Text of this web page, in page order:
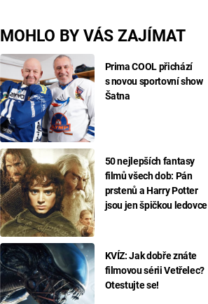
MOHLO BY VÁS ZAJÍMAT
Prima COOL přichází
s novou sportovní show
Šatna
50 nejlepších fantasy
filmů všech dob: Pán
prstenů a Harry Potter
jsou jen špičkou ledovce
KVÍZ: Jak dobře znáte
filmovou sérii Vetřelec?
Otestujte se!